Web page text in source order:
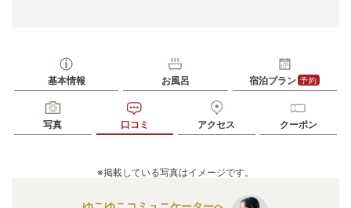
基本情報 お風呂 宿泊プラン 予約
写真 口コミ アクセス クーポン
※掲載している写真はイメージです。